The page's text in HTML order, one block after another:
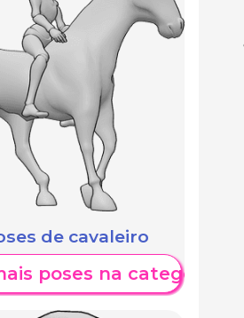
de cavaleiro
poses na categoria